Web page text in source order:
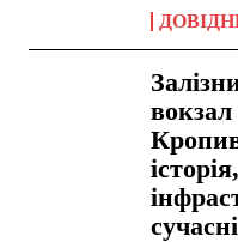
вокзал
історія,